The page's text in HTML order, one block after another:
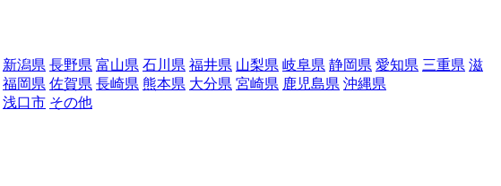
新潟県 長野県 富山県 石川県 福井県 山梨県 岐阜県 静岡県 愛知県 三重県 滋
福岡県 佐賀県 長崎県 熊本県 大分県 宮崎県 鹿児島県 沖縄県
浅口市 その他